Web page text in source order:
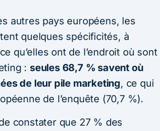
autres pays européens, les
quelques spécificités, à
qu’elles ont de l’endroit où sont
: seules 68,7 % savent où
de leur pile marketing, ce qui
de l’enquête (70,7 %).
constater que 27 % des